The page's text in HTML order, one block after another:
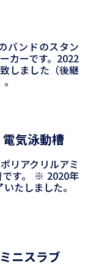
バンドのスタン
カーです。2022
しました（後継
気泳動槽
リアクリルアミ
です。 ※ 2020年
たしました。
ニスラブ